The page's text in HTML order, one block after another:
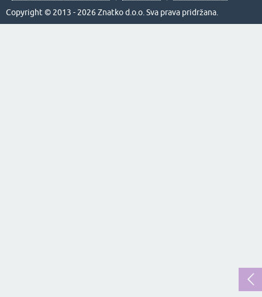
Copyright © 2013 - 2026 Znatko d.o.o. Sva prava pridržana.